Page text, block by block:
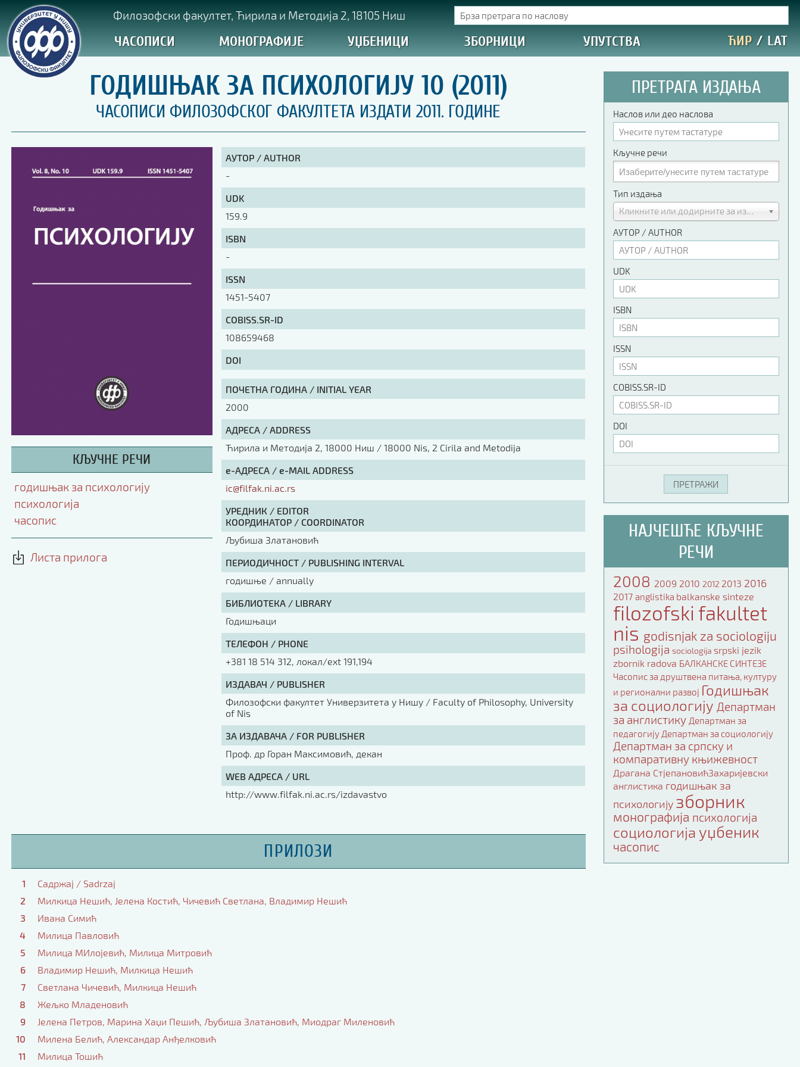
Филозофски факултет, Ћирила и Методија 2, 18105 Ниш
ЧАСОПИСИ МОНОГРАФИЈЕ УЏБЕНИЦИ ЗБОРНИЦИ УПУТСТВА ЋИР / LAT
ГОДИШЊАК ЗА ПСИХОЛОГИЈУ 10 (2011)
ЧАСОПИСИ ФИЛОЗОФСКОГ ФАКУЛТЕТА ИЗДАТИ 2011. ГОДИНЕ
КЉУЧНЕ РЕЧИ
годишњак за психологију
психологија
часопис
Листа прилога
АУТОР / AUTHOR
-
UDK
159.9
ISBN
-
ISSN
1451-5407
COBISS.SR-ID
108659468
DOI
ПОЧЕТНА ГОДИНА / INITIAL YEAR
2000
АДРЕСА / ADDRESS
Ћирила и Методија 2, 18000 Ниш / 18000 Nis, 2 Cirila and Metodija
е-АДРЕСА / e-MAIL ADDRESS
ic@filfak.ni.ac.rs
УРЕДНИК / EDITOR
КООРДИНАТОР / COORDINATOR
Љубиша Златановић
ПЕРИОДИЧНОСТ / PUBLISHING INTERVAL
годишње / annually
БИБЛИОТЕКА / LIBRARY
Годишњаци
ТЕЛЕФОН / PHONE
+381 18 514 312, локал/ext 191,194
ИЗДАВАЧ / PUBLISHER
Филозофски факултет Универзитета у Нишу / Faculty of Philosophy, University
of Nis
ЗА ИЗДАВАЧА / FOR PUBLISHER
Проф. др Горан Максимовић, декан
WEB АДРЕСА / URL
http://www.filfak.ni.ac.rs/izdavastvo
ПРИЛОЗИ
1
Садржај / Sadrzaj
2
Милкица Нешић, Јелена Костић, Чичевић Светлана, Владимир Нешић
3
Ивана Симић
4
Милица Павловић
5
Милица МИлојевић, Милица Митровић
6
Владимир Нешић, Милкица Нешић
7
Светлана Чичевић, Милкица Нешић
8
Жељко Младеновић
9
Јелена Петров, Марина Хаџи Пешић, Љубиша Златановић, Миодраг Миленовић
10
Милена Белић, Александар Анђелковић
11
Милица Тошић
ПРЕТРАГА ИЗДАЊА
Наслов или део наслова
Кључне речи
Тип издања
Кликните или додирните за избор
АУТОР / AUTHOR
UDK
ISBN
ISSN
COBISS.SR-ID
DOI
НАЈЧЕШЋЕ КЉУЧНЕ
РЕЧИ
2008 2009 2010 2012 2013 2016
2017 anglistika balkanske sinteze
filozofski fakultet
nis godisnjak za sociologiju
psihologija sociologija srpski jezik
zbornik radova БАЛКАНСКЕ СИНТЕЗЕ
Часопис за друштвена питања, културу
и регионални развој Годишњак
за социологију Департман
за англистику Департман за
педагогију Департман за социологију
Департман за српску и
компаративну књижевност
Драгана СтјепановићЗахаријевски
англистика годишњак за
психологију зборник
монографија психологија
социологија уџбеник
часопис